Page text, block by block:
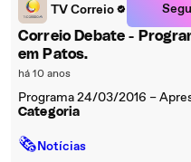
TV Correio
Correio Debate -
em Patos.
há 10 anos
Programa 24/03/2016 –
Categoria
🗞Notícias